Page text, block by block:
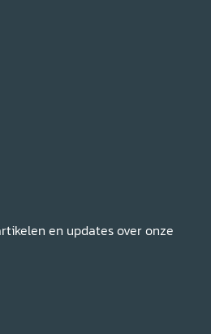
en updates over onze